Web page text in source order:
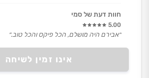
אינו זמין לשיחה
חוות דעת של סמי
5.00
״אבירם היה מושלם, הכל פיקס והכל טוב.״